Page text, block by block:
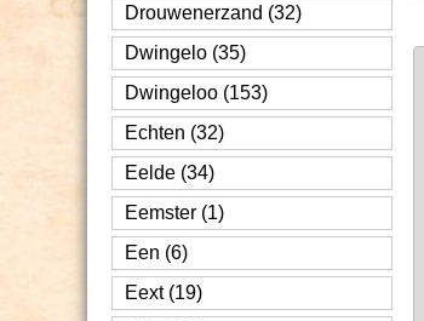
Drouwenerzand (32)
Dwingelo (35)
Dwingeloo (153)
Echten (32)
Eelde (34)
Eemster (1)
Een (6)
Eext (19)